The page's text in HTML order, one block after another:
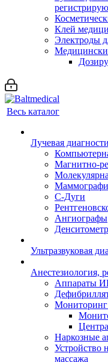
Клей
Электроды
Весь каталог
Лучевая
Магнитно-
С-Дуги
Ангиографы
Ультразвуковая
Анестезиология,
Аппараты
Мониторинг
Наркозные
Устройство
массажа